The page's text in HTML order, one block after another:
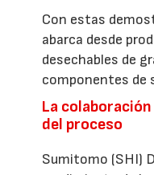
Con estas
abarca desde
desechables de
componentes de
La
del proceso
Sumitomo (SHI)